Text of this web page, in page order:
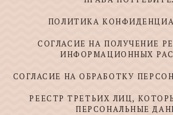
ПОЛИТИКА
СОГЛАСИЕ НА ПОЛУЧЕНИЕ
ИНФОРМАЦИОННЫХ
СОГЛАСИЕ НА ОБРАБОТКУ
РЕЕСТР ТРЕТЬИХ ЛИЦ,
ПЕРСОНАЛЬНЫЕ